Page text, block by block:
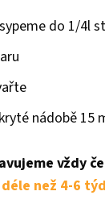
do 1/4l
nádobě 15
vždy
než 4-6